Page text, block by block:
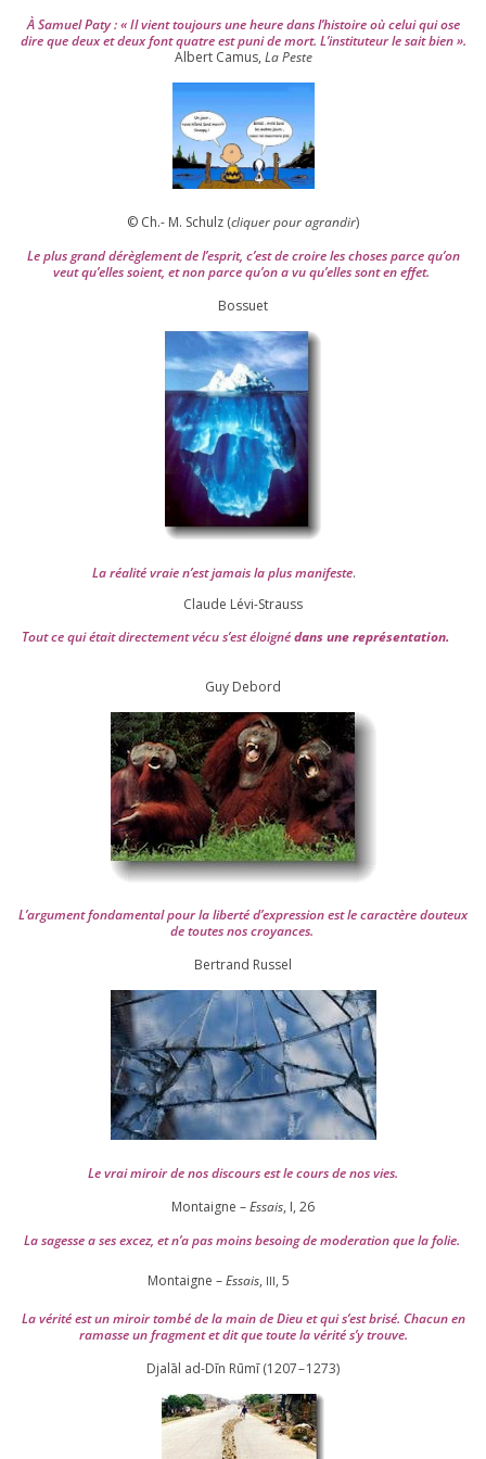
À Samuel Paty : « Il vient tou­jours une heure dans l’his­toire où celui qui ose
dire que deux et deux font quatre est puni de mort. L’instituteur le sait bien ».
Albert Camus, La Peste
© Ch.- M. Schulz (cli­quer pour agran­dir)
Le plus grand dérè­gle­ment de l’es­prit, c’est de croire les choses parce qu’on
veut qu’elles soient, et non parce qu’on a vu qu’elles sont en effet.
Bossuet
La réa­lité vraie n’est jamais la plus mani­feste.
Claude Lévi-Strauss
Tout ce qui était direc­te­ment vécu s’est éloi­gnédans une repré­sen­ta­tion.
Guy Debord
L’argument fon­da­men­tal pour la liber­té d’expression est le carac­tère dou­teux
de toutes nos croyances.
Ber­trand Russel
Le vrai miroir de nos dis­cours est le cours de nos vies.
Montaigne –Essais, I, 26
La sagesse a ses excez, et n’a pas moins besoing de mode­ra­tion que la folie.
Montaigne –Essais, III, 5
La véri­té est un miroir tom­bé de la main de Dieu et qui s’est bri­sé. Chacun en
ramasse un frag­ment et dit que toute la véri­té s’y trouve.
Djalāl ad-Dīn Rūmī (1207–1273)